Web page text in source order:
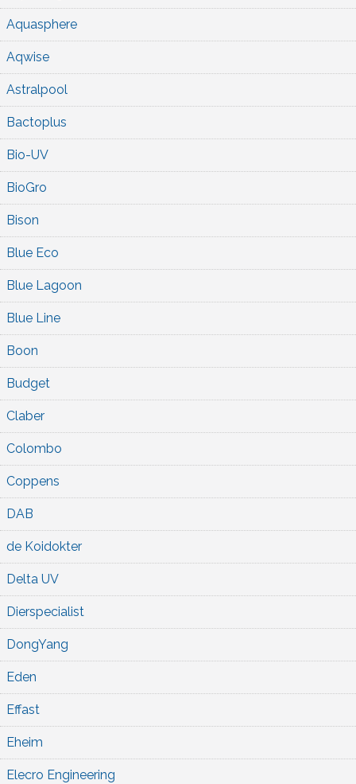
Aquasphere
Aqwise
Astralpool
Bactoplus
Bio-UV
BioGro
Bison
Blue Eco
Blue Lagoon
Blue Line
Boon
Budget
Claber
Colombo
Coppens
DAB
de Koidokter
Delta UV
Dierspecialist
DongYang
Eden
Effast
Eheim
Elecro Engineering